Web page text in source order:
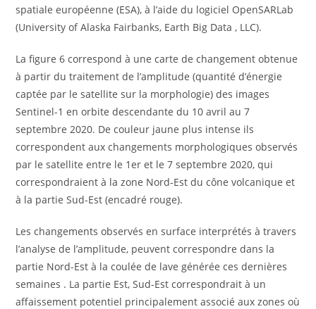
spatiale européenne (ESA), à l’aide du logiciel OpenSARLab
(University of Alaska Fairbanks, Earth Big Data , LLC).
La figure 6 correspond à une carte de changement obtenue
à partir du traitement de l’amplitude (quantité d’énergie
captée par le satellite sur la morphologie) des images
Sentinel-1 en orbite descendante du 10 avril au 7
septembre 2020. De couleur jaune plus intense ils
correspondent aux changements morphologiques observés
par le satellite entre le 1er et le 7 septembre 2020, qui
correspondraient à la zone Nord-Est du cône volcanique et
à la partie Sud-Est (encadré rouge).
Les changements observés en surface interprétés à travers
l’analyse de l’amplitude, peuvent correspondre dans la
partie Nord-Est à la coulée de lave générée ces dernières
semaines . La partie Est, Sud-Est correspondrait à un
affaissement potentiel principalement associé aux zones où